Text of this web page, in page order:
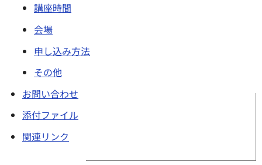
講座時間
会場
申し込み方法
その他
お問い合わせ
添付ファイル
関連リンク